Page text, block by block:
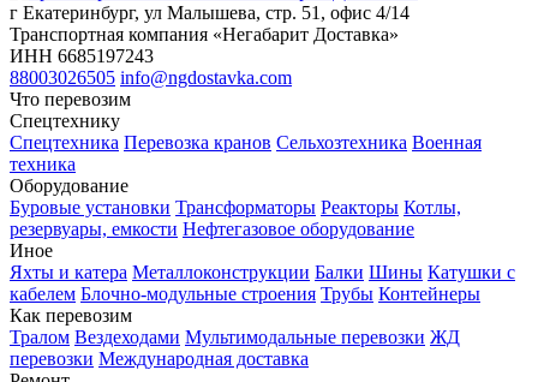
г Екатеринбург, ул Малышева, стр. 51, офис 4/14
Транспортная компания «Негабарит Доставка»
ИНН 6685197243
88003026505 info@ngdostavka.com
Что перевозим
Спецтехнику
Спецтехника Перевозка кранов Сельхозтехника Военная
техника
Оборудование
Буровые установки Трансформаторы Реакторы Котлы,
резервуары, емкости Нефтегазовое оборудование
Иное
Яхты и катера Металлоконструкции Балки Шины Катушки с
кабелем Блочно-модульные строения Трубы Контейнеры
Как перевозим
Тралом Вездеходами Мультимодальные перевозки ЖД
перевозки Международная доставка